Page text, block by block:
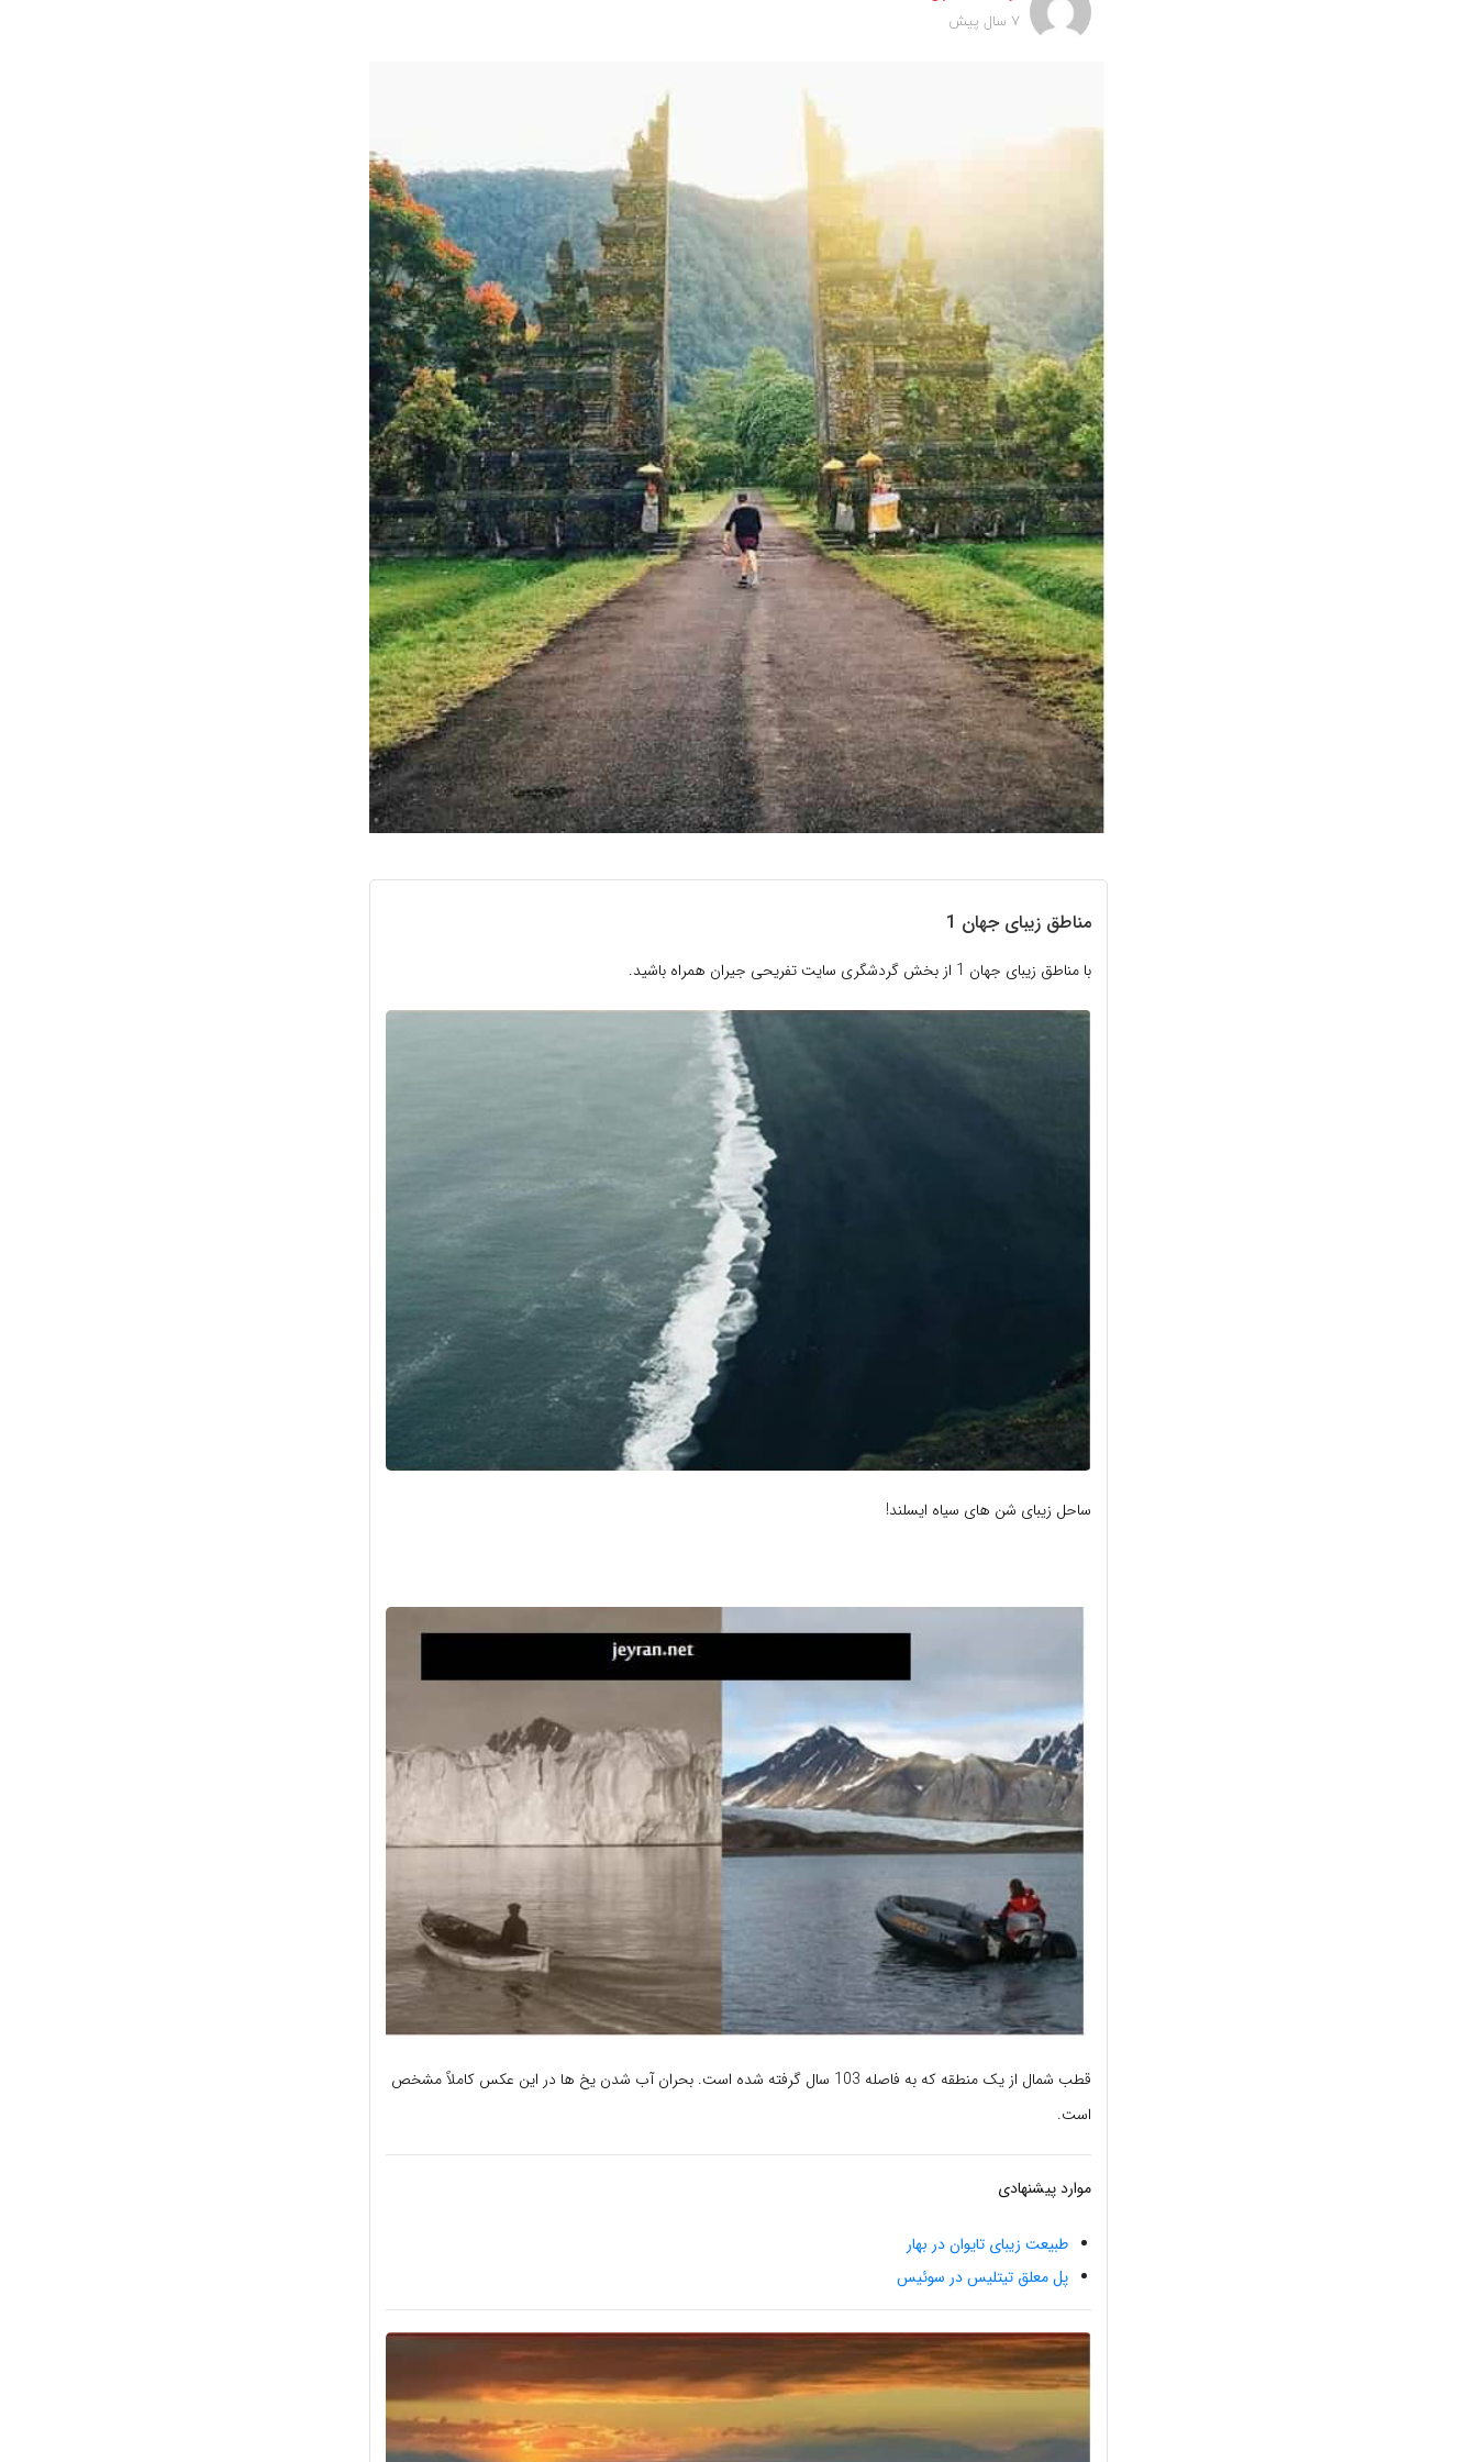
7 سال پیش
مناطق زیبای جهان 1
با مناطق زیبای جهان 1 از بخش گردشگری سایت تفریحی جیران همراه باشید.
ساحل زیبای شن های سیاه ایسلند!
قطب شمال از یک منطقه که به فاصله 103 سال گرفته شده است. بحران آب شدن یخ ها در این عکس کاملاً مشخص
است.
موارد پیشنهادی
طبیعت زیبای تایوان در بهار
پل معلق تیتلیس در سوئیس